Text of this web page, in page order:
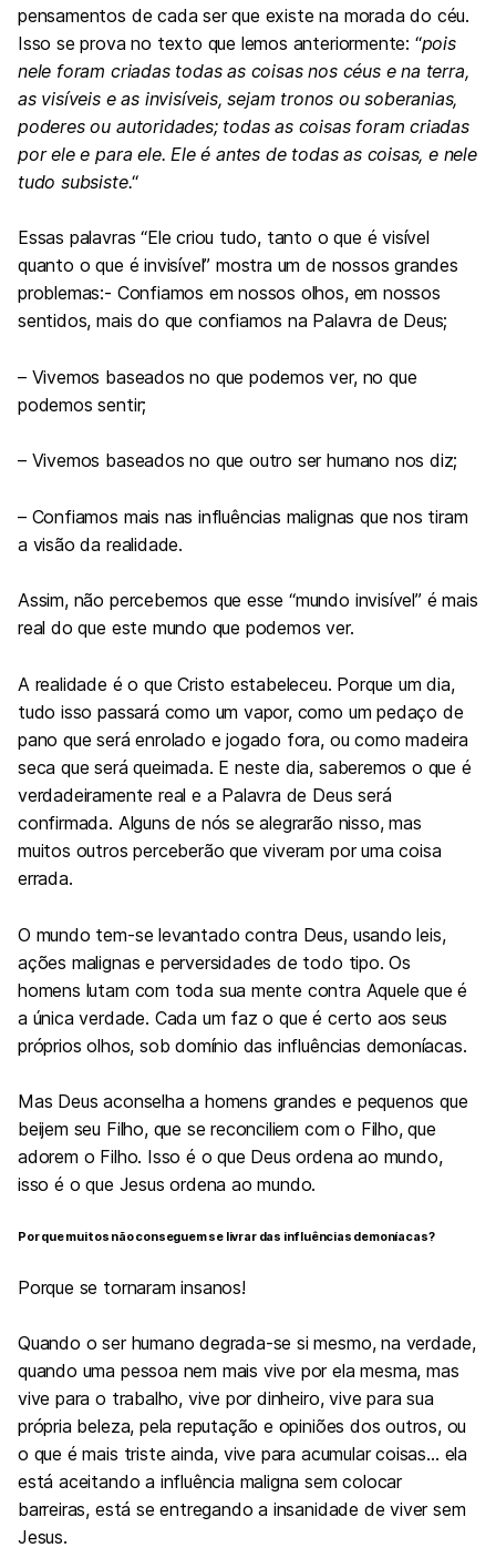
pensamentos de cada ser que existe na morada do céu.
Isso se prova no texto que lemos anteriormente: “pois
nele foram criadas todas as coisas nos céus e na terra,
as visíveis e as invisíveis, sejam tronos ou soberanias,
poderes ou autoridades; todas as coisas foram criadas
por ele e para ele. Ele é antes de todas as coisas, e nele
tudo subsiste.“
Essas palavras “Ele criou tudo, tanto o que é visível
quanto o que é invisível” mostra um de nossos grandes
problemas:- Confiamos em nossos olhos, em nossos
sentidos, mais do que confiamos na Palavra de Deus;
– Vivemos baseados no que podemos ver, no que
podemos sentir;
– Vivemos baseados no que outro ser humano nos diz;
– Confiamos mais nas influências malignas que nos tiram
a visão da realidade.
Assim, não percebemos que esse “mundo invisível” é mais
real do que este mundo que podemos ver.
A realidade é o que Cristo estabeleceu. Porque um dia,
tudo isso passará como um vapor, como um pedaço de
pano que será enrolado e jogado fora, ou como madeira
seca que será queimada. E neste dia, saberemos o que é
verdadeiramente real e a Palavra de Deus será
confirmada. Alguns de nós se alegrarão nisso, mas
muitos outros perceberão que viveram por uma coisa
errada.
O mundo tem-se levantado contra Deus, usando leis,
ações malignas e perversidades de todo tipo. Os
homens lutam com toda sua mente contra Aquele que é
a única verdade. Cada um faz o que é certo aos seus
próprios olhos, sob domínio das influências demoníacas.
Mas Deus aconselha a homens grandes e pequenos que
beijem seu Filho, que se reconciliem com o Filho, que
adorem o Filho. Isso é o que Deus ordena ao mundo,
isso é o que Jesus ordena ao mundo.
Por que muitos não conseguem se livrar das influências demoníacas?
Porque se tornaram insanos!
Quando o ser humano degrada-se si mesmo, na verdade,
quando uma pessoa nem mais vive por ela mesma, mas
vive para o trabalho, vive por dinheiro, vive para sua
própria beleza, pela reputação e opiniões dos outros, ou
o que é mais triste ainda, vive para acumular coisas… ela
está aceitando a influência maligna sem colocar
barreiras, está se entregando a insanidade de viver sem
Jesus.